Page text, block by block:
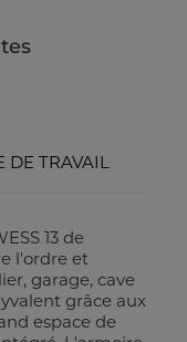
DE TRAVAIL
13 de
l'ordre et
garage, cave
grâce aux
espace de